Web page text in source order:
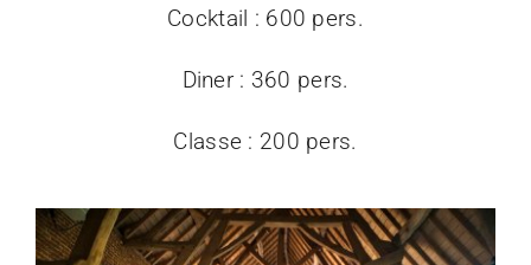
Cocktail : 600 pers.
Diner : 360 pers.
Classe : 200 pers.